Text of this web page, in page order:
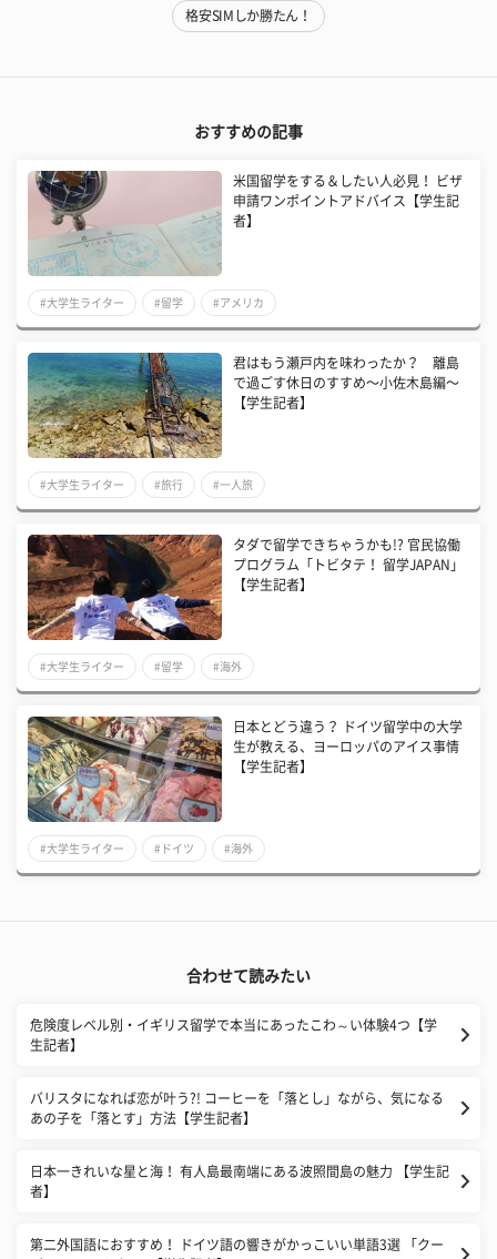
格安SIMしか勝たん！
おすすめの記事
米国留学をする＆したい人必見！ ビザ
申請ワンポイントアドバイス【学生記
者】
#大学生ライター #留学 #アメリカ
君はもう瀬戸内を味わったか？ 離島
で過ごす休日のすすめ〜小佐木島編〜
【学生記者】
#大学生ライター #旅行 #一人旅
タダで留学できちゃうかも!? 官民協働
プログラム「トビタテ！ 留学JAPAN」
【学生記者】
#大学生ライター #留学 #海外
日本とどう違う？ ドイツ留学中の大学
生が教える、ヨーロッパのアイス事情
【学生記者】
#大学生ライター #ドイツ #海外
合わせて読みたい
危険度レベル別・イギリス留学で本当にあったこわ～い体験4つ【学
生記者】
バリスタになれば恋が叶う?! コーヒーを「落とし」ながら、気になる
あの子を「落とす」方法【学生記者】
日本一きれいな星と海！ 有人島最南端にある波照間島の魅力 【学生記
者】
第二外国語におすすめ！ ドイツ語の響きがかっこいい単語3選 「クー